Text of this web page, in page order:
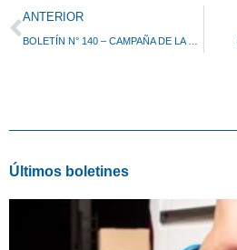
Prev
ANTERIOR
Últimos boletines